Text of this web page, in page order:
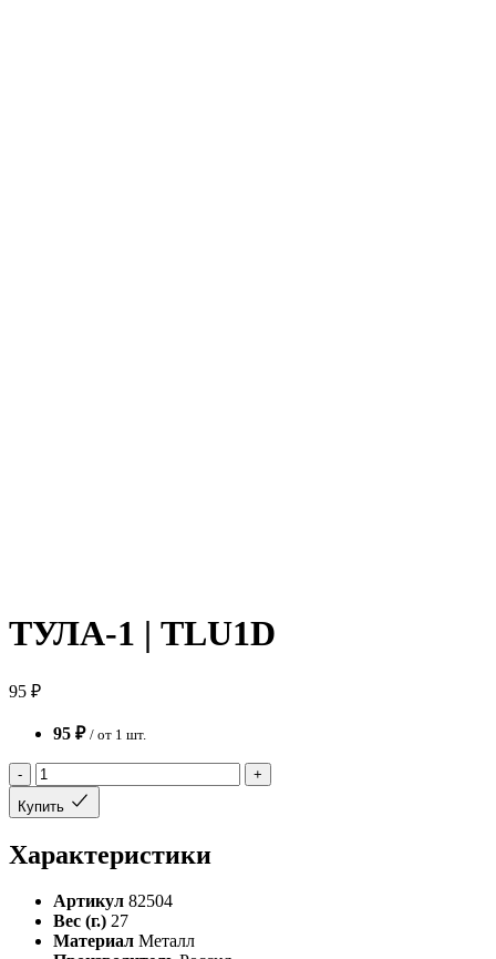
ТУЛА-1 | TLU1D
95 ₽
95 ₽ / от 1 шт.
-
+
Купить
Характеристики
Артикул 82504
Вес (г.) 27
Материал Металл